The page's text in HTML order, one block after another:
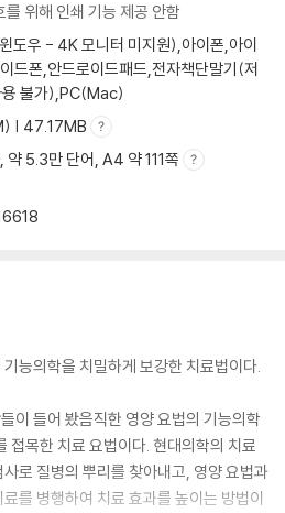
out Toxin(독소 배출하기)
겐) 피하기
요법
영양 치료
으로 항암 치료 부작용이 거의 없이 암
하면 치료 효과가 현저히 떨어져요
가 줄어들었는데 식이 요법을 중단하자
를 위해 인쇄 기능 제공 안함
도우 - 4K 모니터 미지원),아이폰,아이
드폰,안드로이드패드,전자책단말기(저
용 불가),PC(Mac)
| 47.17MB
약 5.3만 단어, A4 약 111쪽
능의학을 치밀하게 보강한 치료법이다.
이 들어 봤음직한 영양 요법의 기능의학
접목한 치료 요법이다. 현대의학의 치료
로 질병의 뿌리를 찾아내고, 영양 요법과
를 병행하여 치료 효과를 높이는 방법이